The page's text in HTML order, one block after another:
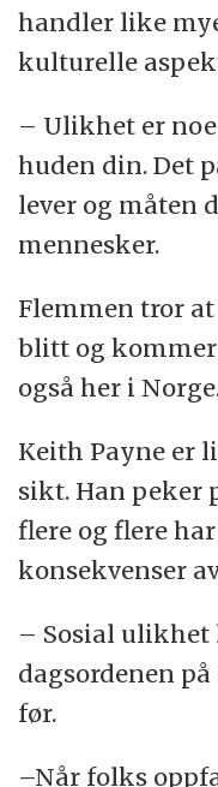
handler like
kulturelle
– Ulikhet er
huden din. Det
lever og måten
mennesker.
Flemmen tror
blitt og
også her i
Keith Payne er
sikt. Han peker
flere og flere
konsekvenser
– Sosial ulikhet
dagsordenen
før.
–Når folks